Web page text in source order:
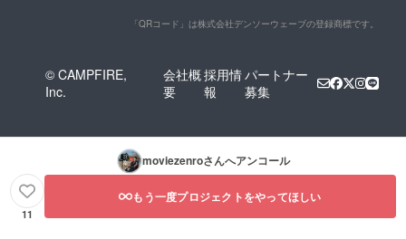
「QRコード」は株式会社デンソーウェーブの登録商標です。
© CAMPFIRE,
Inc.
会社概
要
採用情
報
パートナー
募集
moviezenroさんへアンコール
11
もう一度プロジェクトをやってほしい